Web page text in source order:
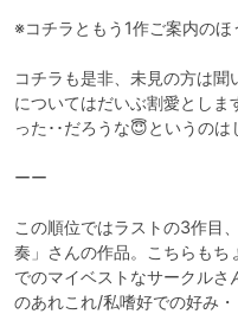
※コチラともう1作ご案内のほ
コチラも是非、未見の方は
についてはだいぶ割愛とし
った･･だろうな😇というの
ーー
この順位ではラストの3作目
奏」さんの作品。こちらも
でのマイベストなサークル
のあれこれ/私嗜好での好み